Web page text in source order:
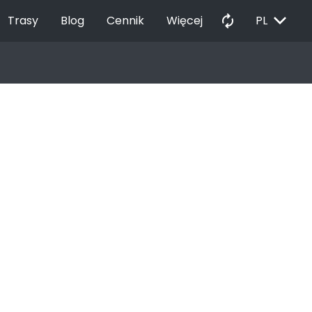
Trasy Blog Cennik Więcej autorenew PL EXPAND_MORE